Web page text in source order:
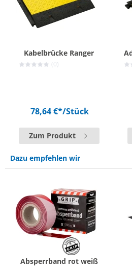
Kabelbrücke Ranger
(0)
78,64 €*/Stück
Zum Produkt
Dazu empfehlen wir
Absperrband rot weiß